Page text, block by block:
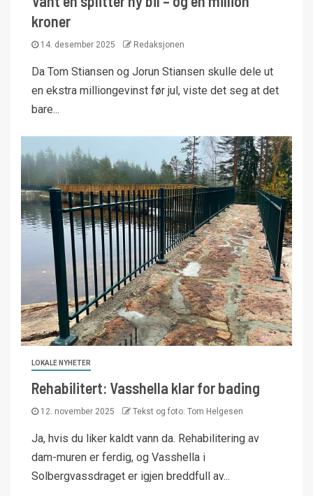
kroner
14. desember 2025 Redaksjonen
Da Tom Stiansen og Jorun Stiansen skulle dele ut
en ekstra milliongevinst før jul, viste det seg at det
bare...
LOKALE NYHETER
Rehabilitert: Vasshella klar for bading
12. november 2025 Tekst og foto: Tom Helgesen
Ja, hvis du liker kaldt vann da. Rehabilitering av
dam-muren er ferdig, og Vasshella i
Solbergvassdraget er igjen breddfull av...